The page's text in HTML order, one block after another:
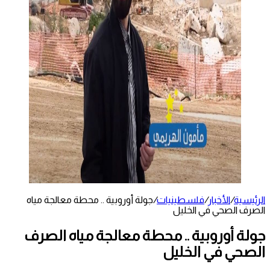
الرئيسية/الأخبار/فلسطينيات/جولة أوروبية .. محطة معالجة مياه
الصرف الصحي في الخليل
جولة أوروبية .. محطة معالجة مياه الصرف
الصحي في الخليل